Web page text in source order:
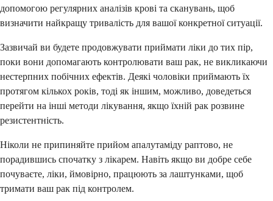
допомогою регулярних аналізів крові та сканувань, щоб
визначити найкращу тривалість для вашої конкретної ситуації.
Зазвичай ви будете продовжувати приймати ліки до тих пір,
поки вони допомагають контролювати ваш рак, не викликаючи
нестерпних побічних ефектів. Деякі чоловіки приймають їх
протягом кількох років, тоді як іншим, можливо, доведеться
перейти на інші методи лікування, якщо їхній рак розвине
резистентність.
Ніколи не припиняйте прийом апалутаміду раптово, не
порадившись спочатку з лікарем. Навіть якщо ви добре себе
почуваєте, ліки, ймовірно, працюють за лаштунками, щоб
тримати ваш рак під контролем.